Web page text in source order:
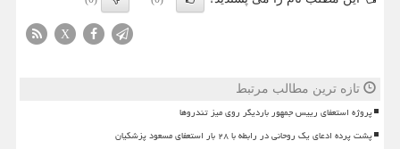
X
تازه ترین مطالب مرتبط
پروژه استعفای رییس جمهور باردیگر روی میز تندروها
پشت پرده ادعای یک روحانی در رابطه با ۲۸ بار استعفای مسعود پزشکیان